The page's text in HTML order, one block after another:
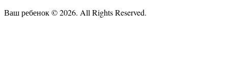
Ваш ребенок © 2026. All Rights Reserved.